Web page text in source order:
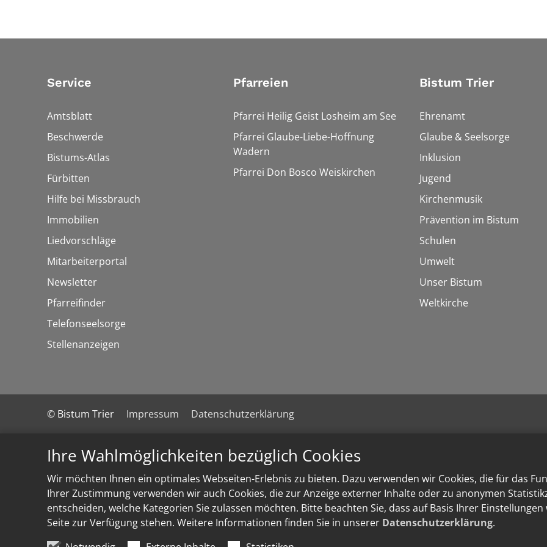
Ihre Wahlmöglichkeiten bezüglich Cookies
Wir möchten Ihnen ein optimales Webseiten-Erlebnis zu bieten. Dazu verwenden wir Cookies, die für das
Ihrer Zustimmung verwenden wir auch Cookies, die zur Anzeige externer Inhalte oder zu anonymen
entscheiden, welche Kategorien Sie zulassen möchten. Bitte beachten Sie, dass auf Basis Ihrer
Seite zur Verfügung stehen. Weitere Informationen finden Sie in unserer Datenschutzerklärung.
Service
Amtsblatt
Beschwerde
Bistums-Atlas
Fürbitten
Hilfe bei Missbrauch
Immobilien
Liedvorschläge
Mitarbeiterportal
Newsletter
Pfarreifinder
Telefonseelsorge
Stellenanzeigen
Pfarreien
Pfarrei Heilig Geist Losheim am See
Pfarrei Glaube-Liebe-Hoffnung
Wadern
Pfarrei Don Bosco Weiskirchen
Bistum Trier
Ehrenamt
Glaube & Seelsorge
Inklusion
Jugend
Kirchenmusik
Prävention im Bistum
Schulen
Umwelt
Unser Bistum
Weltkirche
© Bistum Trier Impressum Datenschutzerklärung